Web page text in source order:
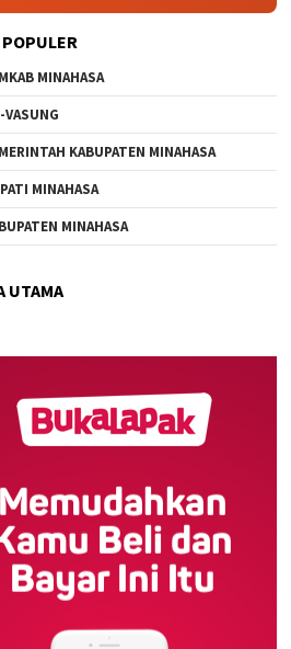
MINAHASA
VASUNG
KABUPATEN MINAHASA
MINAHASA
MINAHASA
UTAMA